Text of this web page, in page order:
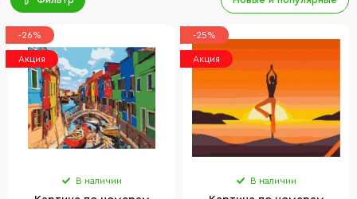
-26%
Акция
В наличии
-25%
Акция
В наличии